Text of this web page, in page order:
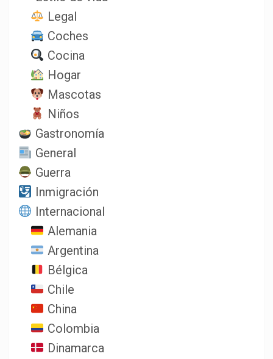
Legal
Coches
Cocina
Hogar
Mascotas
Niños
Gastronomía
General
Guerra
Inmigración
Internacional
Alemania
Argentina
Bélgica
Chile
China
Colombia
Dinamarca